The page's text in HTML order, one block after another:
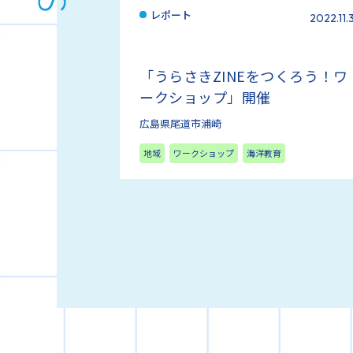
レポート
「うらさきZINEをつくろう！ワ
ークショップ」開催
広島県尾道市浦崎
地域 ワークショップ 海洋教育